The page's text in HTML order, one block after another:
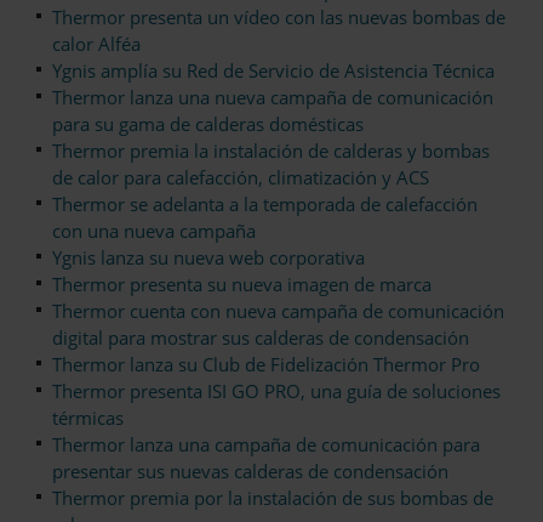
Thermor presenta un vídeo con las nuevas bombas de
calor Alféa
Ygnis amplía su Red de Servicio de Asistencia Técnica
Thermor lanza una nueva campaña de comunicación
para su gama de calderas domésticas
Thermor premia la instalación de calderas y bombas
de calor para calefacción, climatización y ACS
Thermor se adelanta a la temporada de calefacción
con una nueva campaña
Ygnis lanza su nueva web corporativa
Thermor presenta su nueva imagen de marca
Thermor cuenta con nueva campaña de comunicación
digital para mostrar sus calderas de condensación
Thermor lanza su Club de Fidelización Thermor Pro
Thermor presenta ISI GO PRO, una guía de soluciones
térmicas
Thermor lanza una campaña de comunicación para
presentar sus nuevas calderas de condensación
Thermor premia por la instalación de sus bombas de